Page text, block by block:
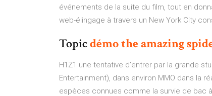
événements de la suite du film, tout en
web-élingage à travers un New York City
Topicdémotheamazing
H1Z1 une tentative d’entrer par la grande
Entertainment), dans environ MMO dans la
espèces connues comme la survie de bac